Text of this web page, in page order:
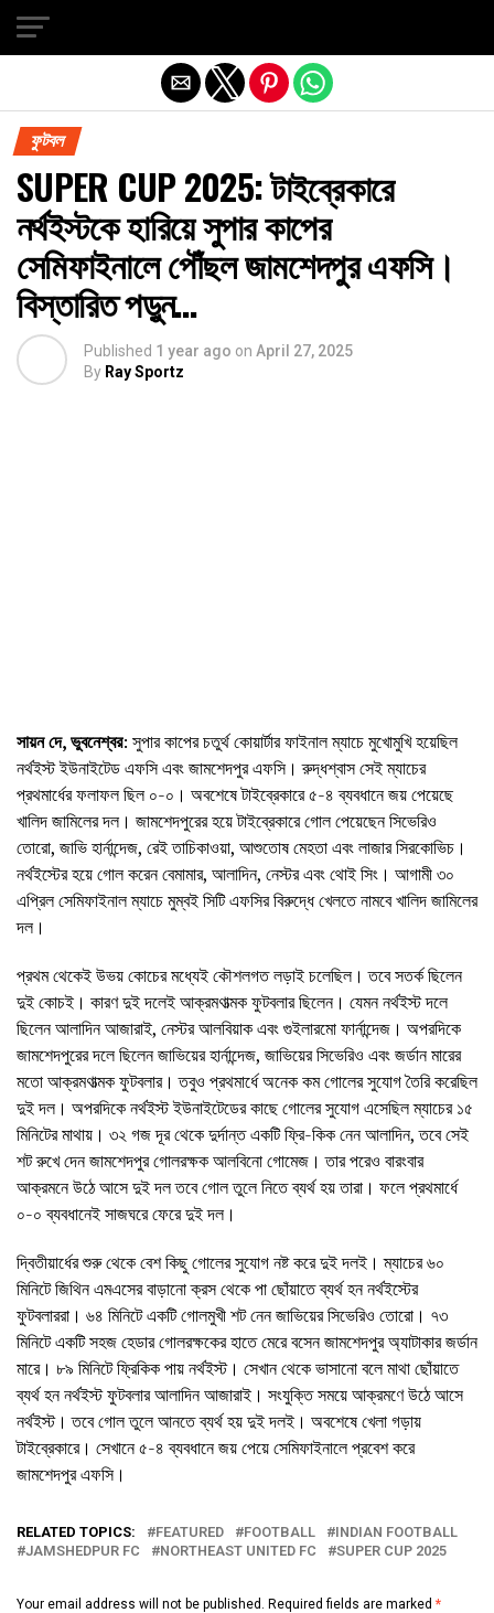
ফুটবল
SUPER CUP 2025: টাইব্রেকারে
নর্থইস্টকে হারিয়ে সুপার কাপের
সেমিফাইনালে পৌঁছল জামশেদপুর এফসি।
বিস্তারিত পড়ুন…
Published 1 year ago on April 27, 2025
By Ray Sportz
সায়ন দে, ভুবনেশ্বর: সুপার কাপের চতুর্থ কোয়ার্টার ফাইনাল ম্যাচে মুখোমুখি হয়েছিল
নর্থইস্ট ইউনাইটেড এফসি এবং জামশেদপুর এফসি। রুদ্ধশ্বাস সেই ম্যাচের
প্রথমার্ধের ফলাফল ছিল ০-০। অবশেষে টাইব্রেকারে ৫-৪ ব্যবধানে জয় পেয়েছে
খালিদ জামিলের দল। জামশেদপুরের হয়ে টাইব্রেকারে গোল পেয়েছেন সিভেরিও
তোরো, জাভি হার্নান্দেজ, রেই তাচিকাওয়া, আশুতোষ মেহতা এবং লাজার সিরকোভিচ।
নর্থইস্টের হয়ে গোল করেন বেমামার, আলাদিন, নেস্টর এবং থোই সিং। আগামী ৩০
এপ্রিল সেমিফাইনাল ম্যাচে মুম্বই সিটি এফসির বিরুদ্ধে খেলতে নামবে খালিদ জামিলের
দল।
প্রথম থেকেই উভয় কোচের মধ্যেই কৌশলগত লড়াই চলেছিল। তবে সতর্ক ছিলেন
দুই কোচই। কারণ দুই দলেই আক্রমণাত্মক ফুটবলার ছিলেন। যেমন নর্থইস্ট দলে
ছিলেন আলাদিন আজারাই, নেস্টর আলবিয়াক এবং গুইলারমো ফার্নান্দেজ। অপরদিকে
জামশেদপুরের দলে ছিলেন জাভিয়ের হার্নান্দেজ, জাভিয়ের সিভেরিও এবং জর্ডান মারের
মতো আক্রমণাত্মক ফুটবলার। তবুও প্রথমার্ধে অনেক কম গোলের সুযোগ তৈরি করেছিল
দুই দল। অপরদিকে নর্থইস্ট ইউনাইটেডের কাছে গোলের সুযোগ এসেছিল ম্যাচের ১৫
মিনিটের মাথায়। ৩২ গজ দূর থেকে দুর্দান্ত একটি ফ্রি-কিক নেন আলাদিন, তবে সেই
শট রুখে দেন জামশেদপুর গোলরক্ষক আলবিনো গোমেজ। তার পরেও বারংবার
আক্রমনে উঠে আসে দুই দল তবে গোল তুলে নিতে ব্যর্থ হয় তারা। ফলে প্রথমার্ধে
০-০ ব্যবধানেই সাজঘরে ফেরে দুই দল।
দ্বিতীয়ার্ধের শুরু থেকে বেশ কিছু গোলের সুযোগ নষ্ট করে দুই দলই। ম্যাচের ৬০
মিনিটে জিথিন এমএসের বাড়ানো ক্রস থেকে পা ছোঁয়াতে ব্যর্থ হন নর্থইস্টের
ফুটবলাররা। ৬৪ মিনিটে একটি গোলমুখী শট নেন জাভিয়ের সিভেরিও তোরো। ৭৩
মিনিটে একটি সহজ হেডার গোলরক্ষকের হাতে মেরে বসেন জামশেদপুর অ্যাটাকার জর্ডান
মারে। ৮৯ মিনিটে ফ্রিকিক পায় নর্থইস্ট। সেখান থেকে ভাসানো বলে মাথা ছোঁয়াতে
ব্যর্থ হন নর্থইস্ট ফুটবলার আলাদিন আজারাই। সংযুক্তি সময়ে আক্রমণে উঠে আসে
নর্থইস্ট। তবে গোল তুলে আনতে ব্যর্থ হয় দুই দলই। অবশেষে খেলা গড়ায়
টাইব্রেকারে। সেখানে ৫-৪ ব্যবধানে জয় পেয়ে সেমিফাইনালে প্রবেশ করে
জামশেদপুর এফসি।
RELATED TOPICS: FEATURED FOOTBALL
INDIAN FOOTBALL
JAMSHEDPUR FC
NORTHEAST UNITED FC SUPER CUP 2025
Your email address will not be published. Required fields are marked *